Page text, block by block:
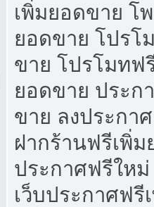
เพิ่มยอดขาย โ
ยอดขาย โปรโ
ขาย โปรโมทฟ
ยอดขาย ประก
ขาย ลงประกา
ฝากร้านฟรีเพิ่ม
ประกาศฟรีให
เว็บประกาศฟรี